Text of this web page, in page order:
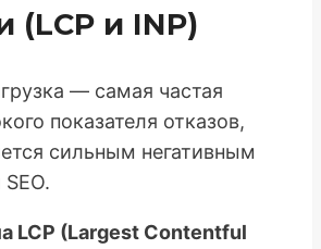
(LCP и INP)
— самая частая
показателя отказов,
сильным негативным
LCP (Largest Contentful